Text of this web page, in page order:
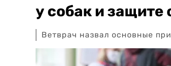
у собак и защите
Ветврач назвал основные